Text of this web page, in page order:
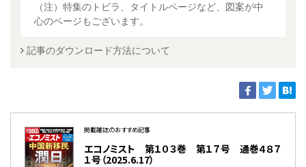
（注）特集のトビラ、タイトルページなど、図案が中
心のページもございます。
記事のダウンロード方法について
掲載雑誌のおすすめ記事
エコノミスト 第１０３巻 第１７号 通巻４８７
１号（2025.6.17）